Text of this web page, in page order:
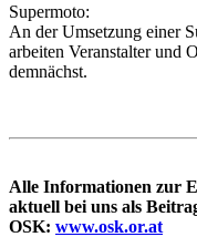
Supermoto:
An der Umsetzung einer
arbeiten Veranstalter und
demnächst.
Alle Informationen zur
aktuell bei uns als
OSK: www.osk.or.at